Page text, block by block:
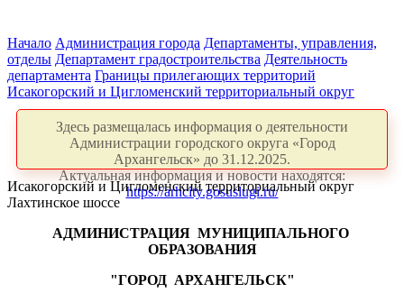
Начало Администрация города Департаменты, управления,
отделы Департамент градостроительства Деятельность
департамента Границы прилегающих территорий
Исакогорский и Цигломенский территориальный округ
Здесь размещалась информация о деятельности
Администрации городского округа «Город
Архангельск» до 31.12.2025.
Актуальная информация и новости находятся:
https://arhcity.gosuslugi.ru/
Исакогорский и Цигломенский территориальный округ
Лахтинское шоссе
АДМИНИСТРАЦИЯ МУНИЦИПАЛЬНОГО
ОБРАЗОВАНИЯ
"ГОРОД АРХАНГЕЛЬСК"